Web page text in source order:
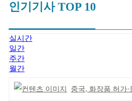
인기기사 TOP 10
실시간
일간
주간
월간
중국, 화장품 허가·등록